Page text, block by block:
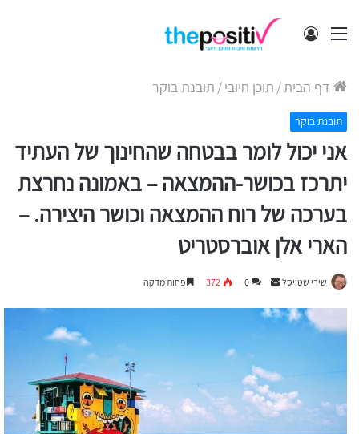
תפריט התחבר
דף הבית/ תוכן חיובי/ תובנת בוקר
תובנת בוקר
אני יכול לומר בבטחה שהחינוך של העתיד
יתרכז בכושר-ההמצאה – באמונה נחרצת
בערכה של רוח ההמצאה וכושר היצירה. –
הארי אלן אוברסטריט
שירי שטויסל
Send
email
0
372 פחות מדקה